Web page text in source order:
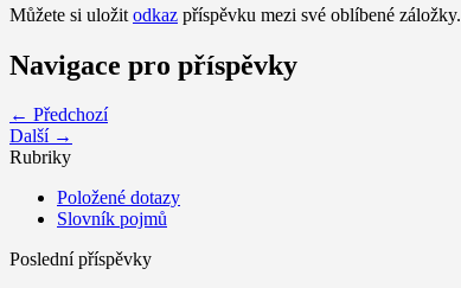
Můžete si uložit odkaz příspěvku mezi své oblíbené záložky.
Navigace pro příspěvky
← Předchozí
Další →
Rubriky
Položené dotazy
Slovník pojmů
Poslední příspěvky